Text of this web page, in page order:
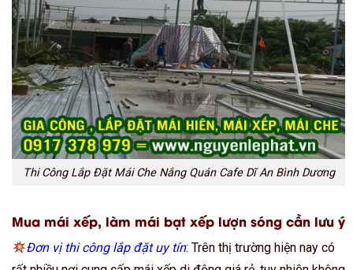
Thi Công Lắp Đặt Mái Che Nắng Quán Cafe Dĩ An Bình Dương
Mua mái xếp, làm mái bạt xếp lượn sóng cần lưu ý
Đơn vị thi công lắp đặt uy tín: Trên thị trường hiện nay có